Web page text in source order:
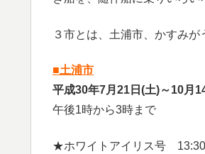
３市とは、土浦市、かすみが
■土浦市
平成30年7月21日(土)～10月
午後1時から3時まで
★ホワイトアイリス号